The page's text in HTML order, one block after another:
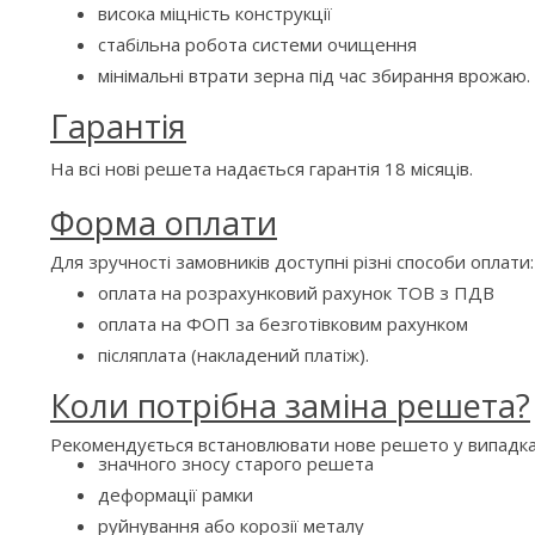
висока міцність конструкції
стабільна робота системи очищення
мінімальні втрати зерна під час збирання врожаю.
Гарантія
На всі нові решета надається гарантія 18 місяців.
Форма оплати
Для зручності замовників доступні різні способи оплати:
оплата на розрахунковий рахунок ТОВ з ПДВ
оплата на ФОП за безготівковим рахунком
післяплата (накладений платіж).
Коли потрібна заміна решета?
Рекомендується встановлювати нове решето у
значного зносу старого решета
деформації рамки
руйнування або корозії металу